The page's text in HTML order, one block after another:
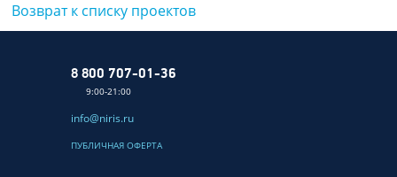
Возврат к списку проектов
8 800 707-01-36
9:00-21:00
info@niris.ru
ПУБЛИЧНАЯ ОФЕРТА